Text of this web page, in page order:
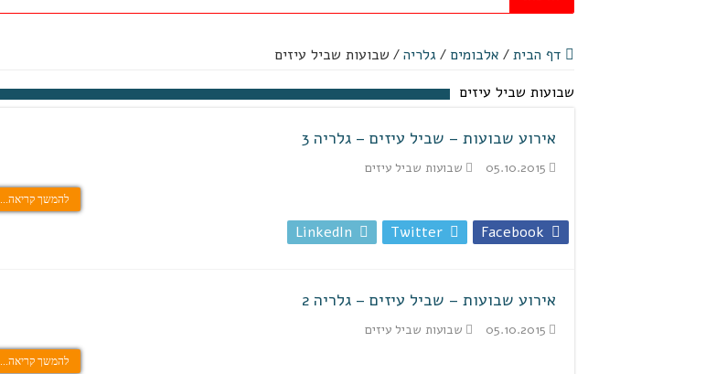
דף הבית/ אלבומים / גלריה/ שבועות שביל עיזים
שבועות שביל עיזים
אירוע שבועות – שביל עיזים – גלריה 3
05.10.2015 שבועות שביל עיזים
להמשך קריאה...
Facebook
Twitter
LinkedIn
אירוע שבועות – שביל עיזים – גלריה 2
05.10.2015 שבועות שביל עיזים
להמשך קריאה...